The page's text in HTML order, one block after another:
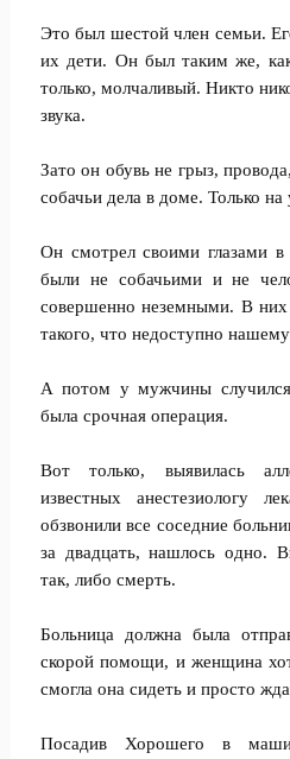
Это был шестой член семьи.
их дети. Он был таким же,
только, молчаливый. Никто
звука.
Зато он обувь не грыз,
собачьи дела в доме. Только на
Он смотрел своими глазами
были не собачьими и не
совершенно неземными. В
такого, что недоступно
А потом у мужчины
была срочная операция.
Вот только, выявилась
известных анестезиологу
обзвонили все соседние
за двадцать, нашлось одно.
так, либо смерть.
Больница должна была
скорой помощи, и женщина
смогла она сидеть и просто
Посадив Хорошего в